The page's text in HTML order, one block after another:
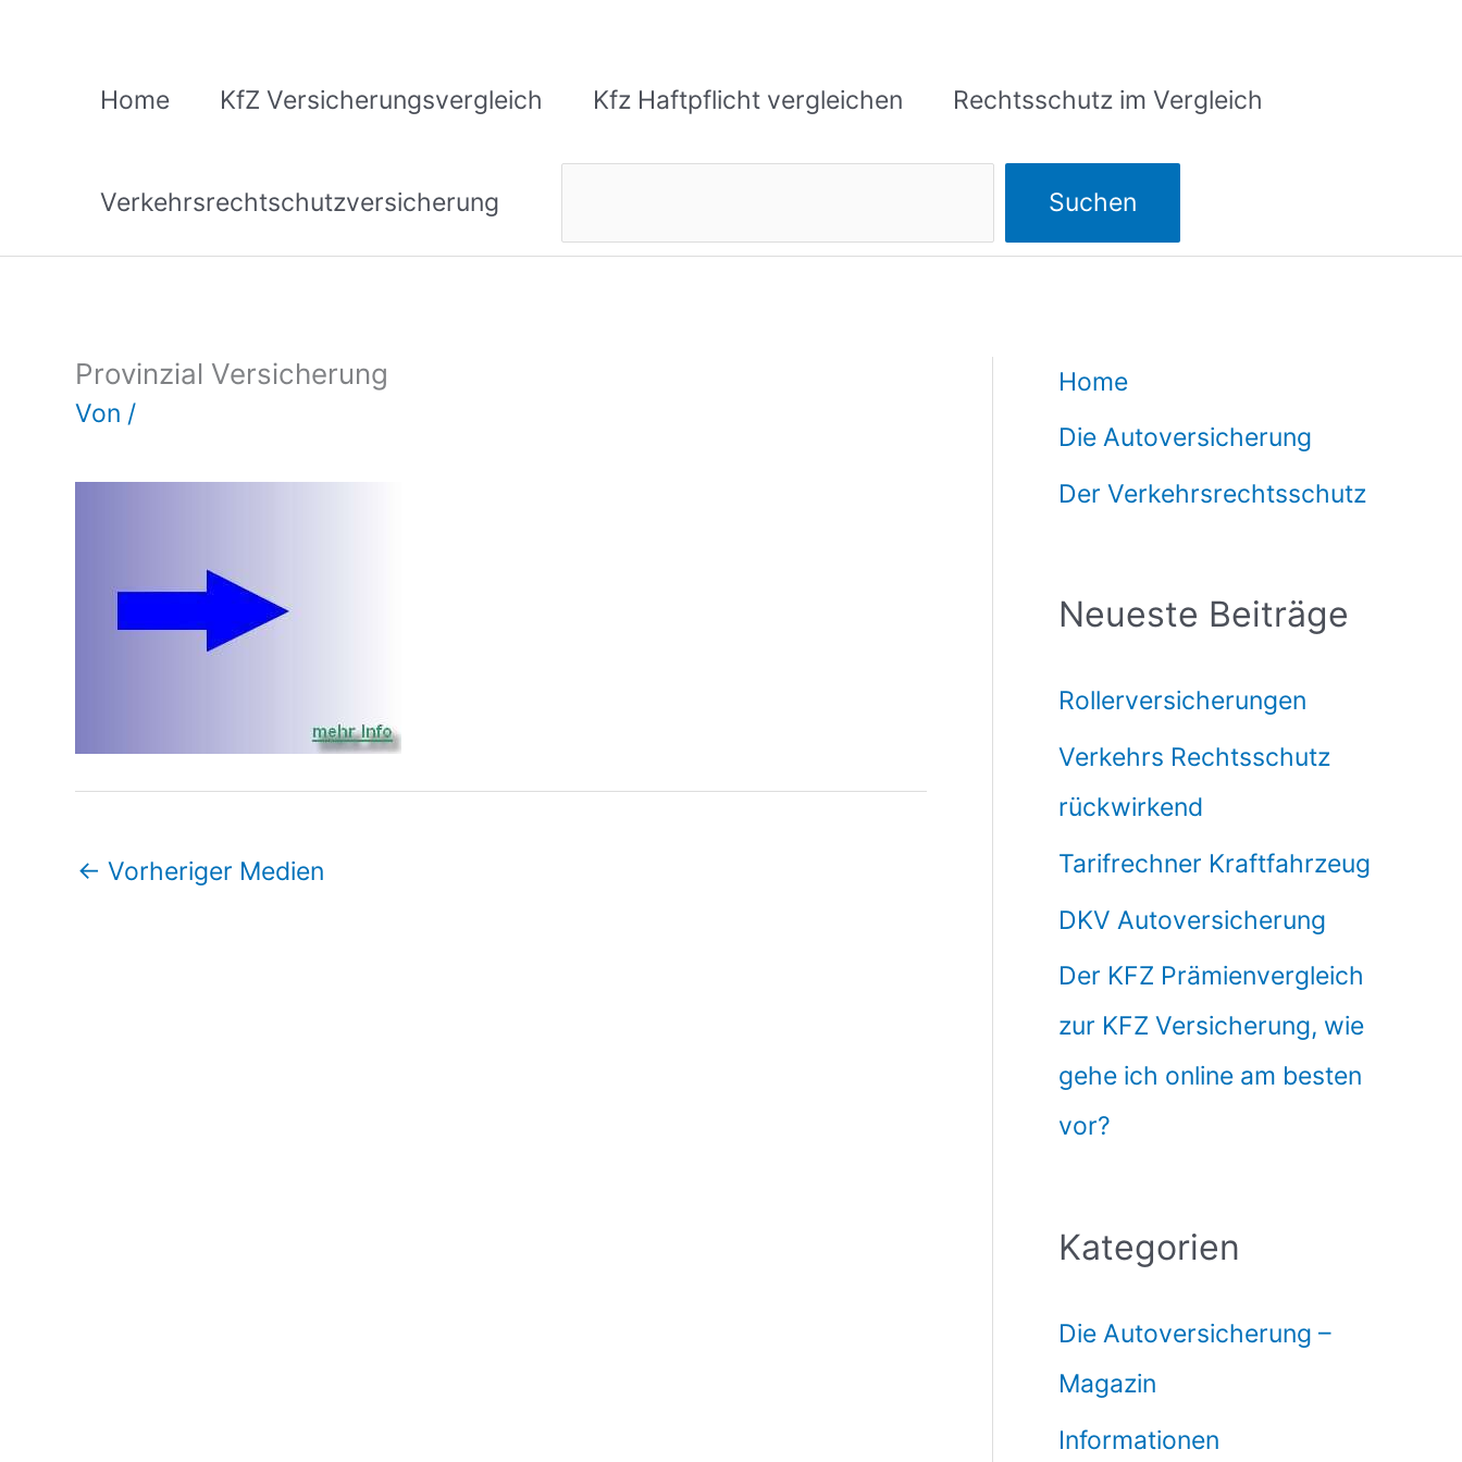
Home KfZ Versicherungsvergleich Kfz Haftpflicht vergleichen Rechtsschutz im Vergleich
Verkehrsrechtschutzversicherung Suchen
Provinzial Versicherung
Von /
← Vorheriger Medien
Home
Die Autoversicherung
Der Verkehrsrechtsschutz
Neueste Beiträge
Rollerversicherungen
Verkehrs Rechtsschutz
rückwirkend
Tarifrechner Kraftfahrzeug
DKV Autoversicherung
Der KFZ Prämienvergleich
zur KFZ Versicherung, wie
gehe ich online am besten
vor?
Kategorien
Die Autoversicherung –
Magazin
Informationen